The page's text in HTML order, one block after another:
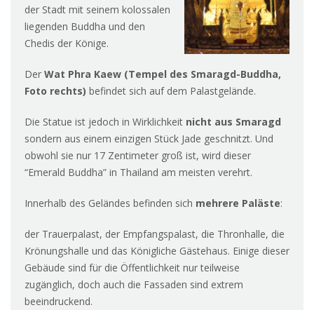
der Stadt mit seinem kolossalen
liegenden Buddha und den
Chedis der Könige.
Der Wat Phra Kaew (Tempel des Smaragd-Buddha,
Foto rechts) befindet sich auf dem Palastgelände.
Die Statue ist jedoch in Wirklichkeit nicht aus Smaragd
sondern aus einem einzigen Stück Jade geschnitzt. Und
obwohl sie nur 17 Zentimeter groß ist, wird dieser
“Emerald Buddha” in Thailand am meisten verehrt.
Innerhalb des Geländes befinden sich mehrere Paläste:
der Trauerpalast, der Empfangspalast, die Thronhalle, die
Krönungshalle und das Königliche Gästehaus. Einige dieser
Gebäude sind für die Öffentlichkeit nur teilweise
zugänglich, doch auch die Fassaden sind extrem
beeindruckend.